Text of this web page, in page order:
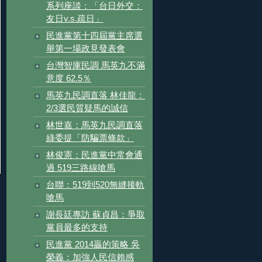
系列座談：「台日外交：
友日v.s.疏日」
民進黨第十四屆黨主席選
舉第一場政見發表會
台灣智庫民調 馬英九不滿
意度 62.5％
馬英九民調直落 林佳龍：
2/3選民質疑馬的誠信
林世嘉：馬英九民調直落
綠委提「防騙票條款」
林俊憲：民進黨中常會通
過 519三路線嗆馬
台聯：519到520無縫接軌
嗆馬
謝長廷專訪 蘇貞昌：爭取
黨員最多的支持
民進黨 2014贏的策略 吳
榮義：加強人民信賴感